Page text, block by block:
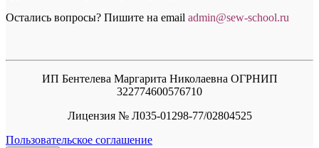
Остались вопросы? Пишите на email admin@sew-school.ru
ИП Бентелева Маргарита Николаевна ОГРНИП
322774600576710
Лицензия № Л035-01298-77/02804525
Пользовательское соглашение